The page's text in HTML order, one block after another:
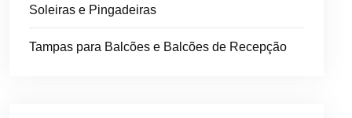
Soleiras e Pingadeiras
Tampas para Balcões e Balcões de Recepção